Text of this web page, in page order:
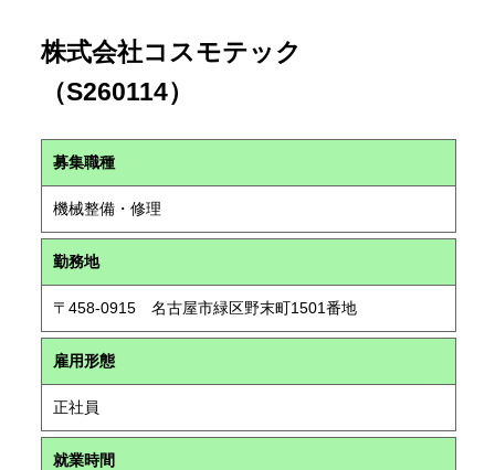
株式会社コスモテック
（S260114）
募集職種
機械整備・修理
勤務地
〒458-0915 名古屋市緑区野末町1501番地
雇用形態
正社員
就業時間